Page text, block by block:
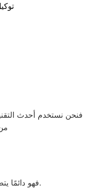
فنحن نستخدم أحدث
فهو دائمًا يتصدر المرتبة الأولى في صيانة جميع أنواع الغسالات الخاصة بماركة صيانه زانوسى منوف تحت أيدي أنسب منوف، مع مراعاة توفير أفضل خدمات الدعم الفنى.